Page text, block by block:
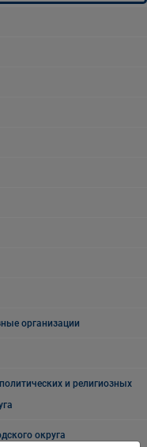
организации
и религиозных
округа